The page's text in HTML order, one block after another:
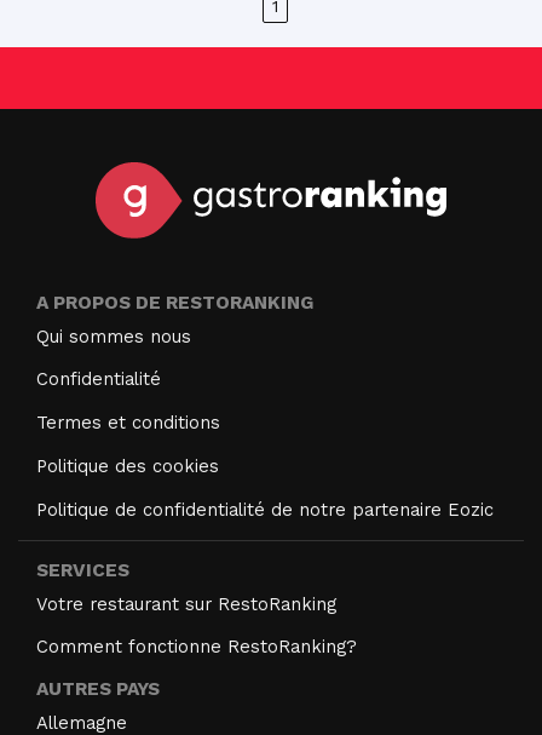
1
A PROPOS DE RESTORANKING
Qui sommes nous
Confidentialité
Termes et conditions
Politique des cookies
Politique de confidentialité de notre partenaire Eozic
SERVICES
Votre restaurant sur RestoRanking
Comment fonctionne RestoRanking?
AUTRES PAYS
Allemagne